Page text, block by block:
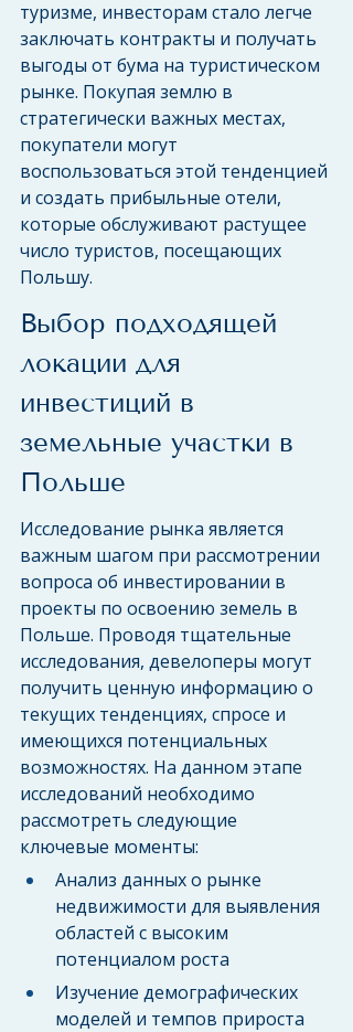
туризме, инвесторам стало легче
заключать контракты и получать
выгоды от бума на туристическом
рынке. Покупая землю в
стратегически важных местах,
покупатели могут
воспользоваться этой тенденцией
и создать прибыльные отели,
которые обслуживают растущее
число туристов, посещающих
Польшу.
Выбор подходящей
локации для
инвестиций в
земельные участки в
Польше
Исследование рынка является
важным шагом при рассмотрении
вопроса об инвестировании в
проекты по освоению земель в
Польше. Проводя тщательные
исследования, девелоперы могут
получить ценную информацию о
текущих тенденциях, спросе и
имеющихся потенциальных
возможностях. На данном этапе
исследований необходимо
рассмотреть следующие
ключевые моменты:
Анализ данных о рынке
недвижимости для выявления
областей с высоким
потенциалом роста
Изучение демографических
моделей и темпов прироста